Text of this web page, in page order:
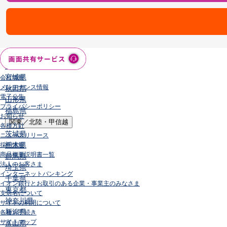
店舗・ATM
青森県
岩手県
宮城県
秋田県
山形県
福島県
関東／北陸・甲信越
茨城県
栃木県
群馬県
埼玉県
千葉県
東京都
神奈川県
新潟県
富山県
会社情報
メンテナンス情報
電子公告
プライバシーポリシー
お知らせ
各種方針
ニュースリリース
採用情報
商品概要説明書一覧
法人のお客さま
インターネットバンキング
イオン銀行とお取引のある企業・事業主のみなさま
支店名について
サイトの利用について
各種お手続き
サイトマップ